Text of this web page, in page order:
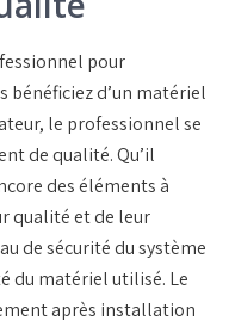
pour
bénéficiez d’un matériel
le professionnel se
de qualité. Qu’il
des éléments à
qualité et de leur
de sécurité du système
du matériel utilisé. Le
après installation